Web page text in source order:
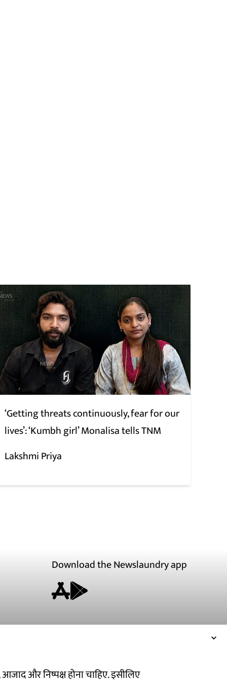
आजाद और निष्पक्ष होना चाहिए. इसीलिए
‘Getting threats continuously, fear for our
lives’: ‘Kumbh girl’ Monalisa tells TNM
Lakshmi Priya
Download the Newslaundry app